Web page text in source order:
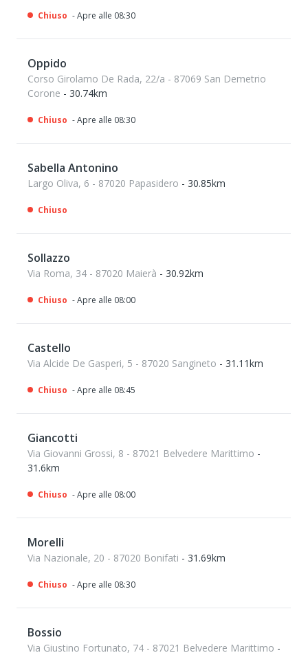
Chiuso - Apre alle 08:30
Oppido
Corso Girolamo De Rada, 22/a - 87069 San Demetrio
Corone - 30.74km
Chiuso - Apre alle 08:30
Sabella Antonino
Largo Oliva, 6 - 87020 Papasidero - 30.85km
Chiuso
Sollazzo
Via Roma, 34 - 87020 Maierà - 30.92km
Chiuso - Apre alle 08:00
Castello
Via Alcide De Gasperi, 5 - 87020 Sangineto - 31.11km
Chiuso - Apre alle 08:45
Giancotti
Via Giovanni Grossi, 8 - 87021 Belvedere Marittimo -
31.6km
Chiuso - Apre alle 08:00
Morelli
Via Nazionale, 20 - 87020 Bonifati - 31.69km
Chiuso - Apre alle 08:30
Bossio
Via Giustino Fortunato, 74 - 87021 Belvedere Marittimo -